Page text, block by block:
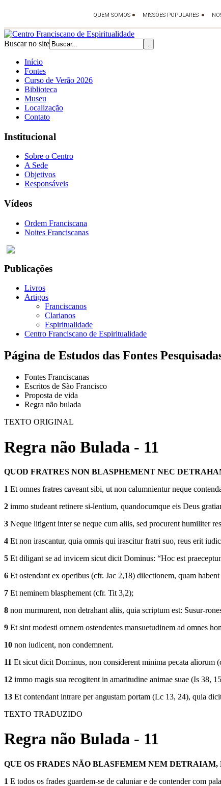
Buscar no site
Início
Fontes
Curso de Verão 2026
Biblioteca
Museu
Localização
Contato
Institucional
Sobre o Centro
A Sede
Objetivos
Responsáveis
Vídeos
Ordem Franciscana
Noites Franciscanas
Publicações
Livros
Artigos
Franciscanos
Clarianos
Espiritualidade
Centro Franciscano de Espiritualidade
Página de Estudos das Fontes
Fontes Franciscanas
Escritos de São Francisco
Proposta de vida
Regra não bulada
TEXTO ORIGINAL
Regra não Bulada - 11
QUOD FRATRES NON BLASPHEMENT NEC
1 Et omnes fratres caveant sibi, ut non calumnientur neque
2 immo studeant retinere si-lentium, quandocumque eis Deus
3 Neque litigent inter se neque cum aliis, sed procurent humiliter
4 Et non irascantur, quia omnis qui irascitur fratri suo, reus erit
5 Et diligant se ad invicem sicut dicit Dominus: “Hoc est
6 Et ostendant ex operibus (cfr. Jac 2,18) dilectionem, quam
7 Et neminem blasphement (cfr. Tit 3,2);
8 non murmurent, non detrahant aliis, quia scriptum est: Susur-
9 Et sint modesti omnem ostendentes mansuetudinem ad omnes
10 non iudicent, non condemnent.
11 Et sicut dicit Dominus, non considerent minima pecata aliorum
12 immo magis sua recogitent in amaritudine animae suae (Is 38,
13 Et contendant intrare per angustam portam (Lc 13, 24), quia
TEXTO TRADUZIDO
Regra não Bulada - 11
QUE OS FRADES NÃO BLASFEMEM NEM
1 E todos os frades guardem-se de caluniar e de contender com